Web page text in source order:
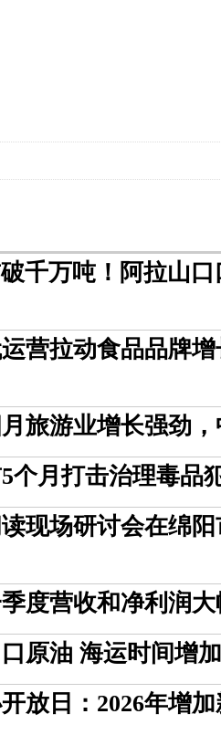
千万吨！阿拉山
营拉动食品品牌
旅游业增长强劲
个月打击治理毒品
现场研讨会在绵
度营收和净利润
原油 海运时间增
放日：2026年增